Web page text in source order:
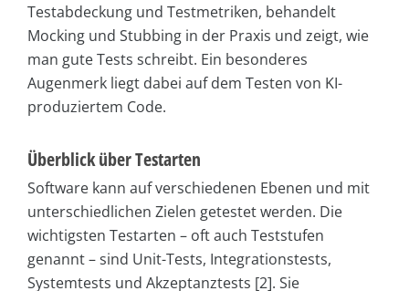
Testabdeckung und Testmetriken, behandelt
Mocking und Stubbing in der Praxis und zeigt, wie
man gute Tests schreibt. Ein besonderes
Augenmerk liegt dabei auf dem Testen von KI-
produziertem Code.
Überblick über Testarten
Software kann auf verschiedenen Ebenen und mit
unterschiedlichen Zielen getestet werden. Die
wichtigsten Testarten – oft auch Teststufen
genannt – sind Unit-Tests, Integrationstests,
Systemtests und Akzeptanztests [2]. Sie